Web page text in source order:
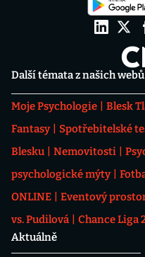
Další témata z našich webů
Moje Psychologie Blesk
Fantasy
Spotřebitelské
Blesku
Nemovitosti
psychologické mýty
ONLINE
Eventový
vs. Pudilová
Chance Liga
Aktuálně